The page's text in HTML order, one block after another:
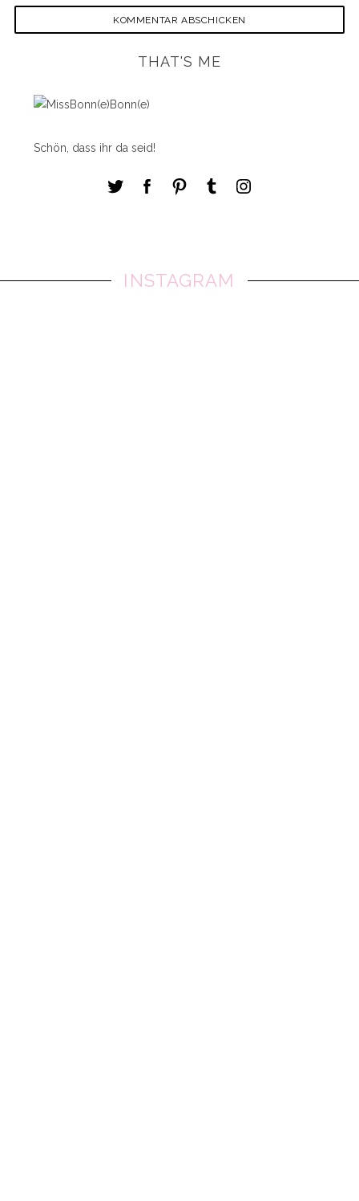
THAT'S ME
Schön, dass ihr da seid!
INSTAGRAM